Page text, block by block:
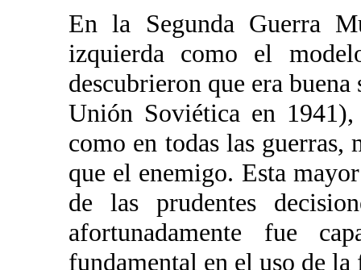
En la Segunda Guerra
izquierda como el
descubrieron que era
Unión Soviética en
como en todas las
que el enemigo. Esta
de las prudentes
afortunadamente fue
fundamental en el uso de la